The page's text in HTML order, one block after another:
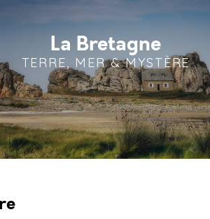
La Bretagne
TERRE, MER & MYSTÈRE